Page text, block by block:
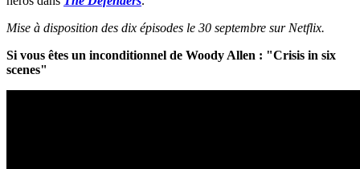
Mise à disposition des dix épisodes le 30 septembre sur Netflix.
Si vous êtes un inconditionnel de Woody Allen : "Crisis in six
scenes"